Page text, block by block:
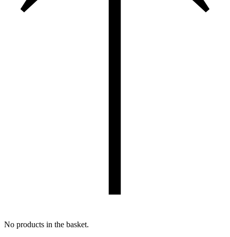
No products in the basket.